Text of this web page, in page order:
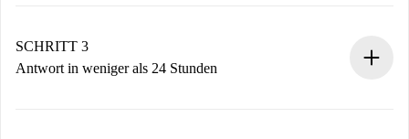
Denk daran, dass wir dich erst belasten, wenn der
Vermieter zustimmt.
SCHRITT 3
Antwort in weniger als 24 Stunden